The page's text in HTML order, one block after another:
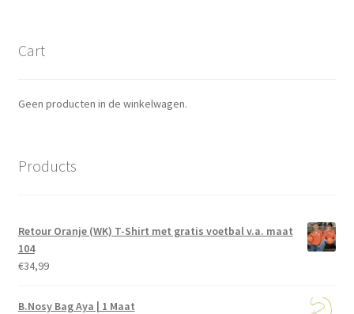
Cart
Geen producten in de winkelwagen.
Products
Retour Oranje (WK) T-Shirt met gratis voetbal v.a. maat
104
€34,99
B.Nosy Bag Aya | 1 Maat